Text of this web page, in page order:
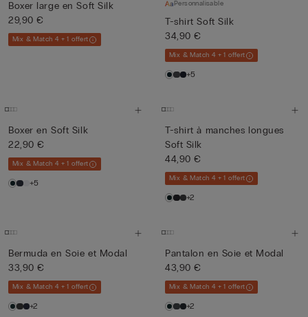
Boxer large en Soft Silk
29,90 €
Mix & Match 4 + 1 offert
Personnalisable
T-shirt Soft Silk
34,90 €
Mix & Match 4 + 1 offert
+5
Boxer en Soft Silk
22,90 €
Mix & Match 4 + 1 offert
+5
T-shirt à manches longues
Soft Silk
44,90 €
Mix & Match 4 + 1 offert
+2
Bermuda en Soie et Modal
33,90 €
Mix & Match 4 + 1 offert
+2
Pantalon en Soie et Modal
43,90 €
Mix & Match 4 + 1 offert
+2